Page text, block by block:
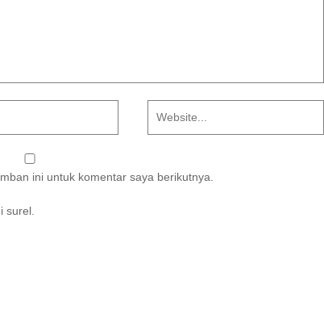
ini untuk komentar saya berikutnya.
surel.